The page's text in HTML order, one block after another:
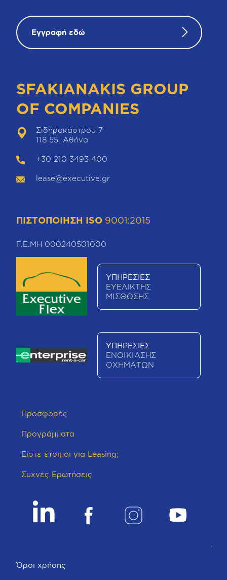
Εγγραφή εδώ
SFAKIANAKIS GROUP
OF COMPANIES
Σιδηροκάστρου 7
118 55, Αθήνα
+30 210 3493 400
lease@executive.gr
ΠΙΣΤΟΠΟΙΗΣΗ ISO 9001:2015
Γ.Ε.ΜΗ 000240501000
ΥΠΗΡΕΣΙΕΣ
ΕΥΕΛΙΚΤΗΣ
ΜΙΣΘΩΣΗΣ
ΥΠΗΡΕΣΙΕΣ
ΕΝΟΙΚΙΑΣΗΣ
ΟΧΗΜΑΤΩΝ
Προσφορές
Προγράμματα
Είστε έτοιμοι για Leasing;
Συχνές Ερωτήσεις
Όροι χρήσης